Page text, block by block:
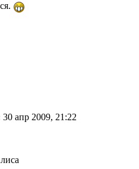
30 апр 2009, 21:22